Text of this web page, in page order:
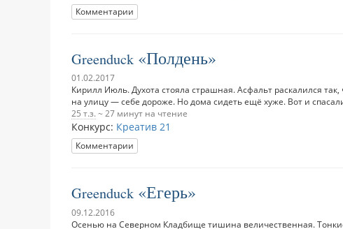
Комментарии
Greenduck Полдень
01.02.2017
Кирилл Июль. Духота стояла страшная. Асфальт раскалился
на улицу — себе дороже. Но дома сидеть ещё хуже. Вот и
25 т.з. ~ 27 минут на чтение
Конкурс: Креатив 21
Комментарии
Greenduck Егерь
09.12.2016
Осенью на Северном Кладбище тишина величественная.